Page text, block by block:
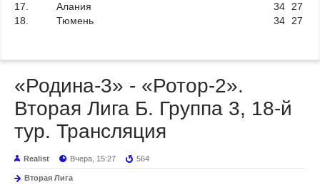
17.
Алания 34 27
18.
Тюмень 34 27
«Родина-3» - «Ротор-2».
Вторая Лига Б. Группа 3, 18-й
тур. Трансляция
Realist Вчера, 15:27 564
Вторая Лига